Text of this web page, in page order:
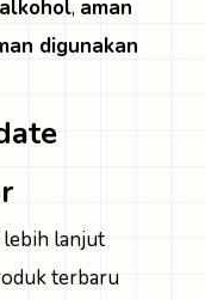
, aman
digunakan
lebih lanjut
terbaru